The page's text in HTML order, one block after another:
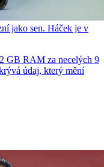
jako sen. Háček je v
GB RAM za necelých 9
údaj, který mění